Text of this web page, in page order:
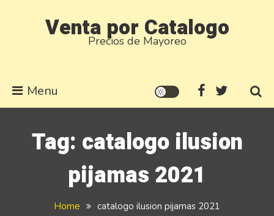
Venta por Catalogo
Precios de Mayoreo
Menu
Tag: catalogo ilusion
pijamas 2021
Home catalogo ilusion pijamas 2021